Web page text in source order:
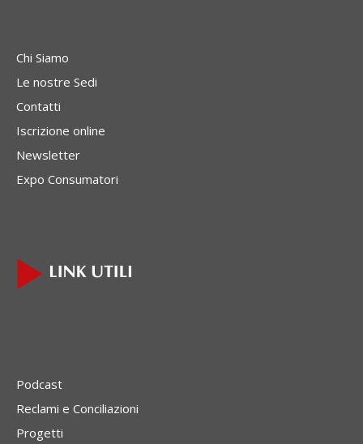
Chi Siamo
Le nostre Sedi
Contatti
Iscrizione online
Newsletter
Expo Consumatori
Podcast
Reclami e Conciliazioni
Progetti